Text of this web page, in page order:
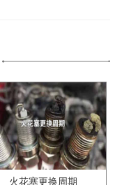
火花塞更换周期